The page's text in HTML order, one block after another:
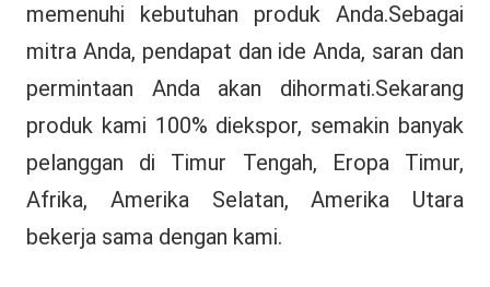
memenuhi kebutuhan produk Anda.Sebagai
mitra Anda, pendapat dan ide Anda, saran dan
permintaan Anda akan dihormati.Sekarang
produk kami 100% diekspor, semakin banyak
pelanggan di Timur Tengah, Eropa Timur,
Afrika, Amerika Selatan, Amerika Utara
bekerja sama dengan kami.